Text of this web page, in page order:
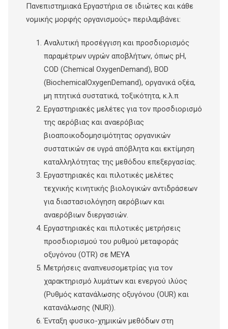
Πανεπιστημιακά Εργαστήρια σε ιδιώτες και κάθε
νομικής μορφής οργανισμούς» περιλαμβάνει:
Αναλυτική προσέγγιση και προσδιορισμός
παραμέτρων υγρών αποβλήτων, όπως pH,
COD (Chemical OxygenDemand), BOD
(BiochemicalOxygenDemand), οργανικά οξέα,
μη πτητικά συστατικά, τοξικότητα, κ.λ.π
Εργαστηριακές μελέτες για τον προσδιορισμό
της αερόβιας και αναερόβιας
βιοαποικοδομησιμότητας οργανικών
συστατικών σε υγρά απόβλητα και εκτίμηση
καταλληλότητας της μεθόδου επεξεργασίας.
Εργαστηριακές και πιλοτικές μελέτες
τεχνικής κινητικής βιολογικών αντιδράσεων
για διαστασιολόγηση αερόβιων και
αναερόβιων διεργασιών.
Εργαστηριακές και πιλοτικές μετρήσεις
προσδιορισμού του ρυθμού μεταφοράς
οξυγόνου (OTR) σε ΜΕΥΑ
Μετρήσεις αναπνευσομετρίας για τον
χαρακτηρισμό λυμάτων και ενεργού ιλύος
(Ρυθμός κατανάλωσης οξυγόνου (OUR) και
κατανάλωσης (NUR)).
Ένταξη φυσικο-χημικών μεθόδων στη